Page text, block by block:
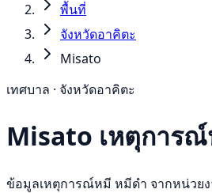
พื้นที่
จังหวัดอาคิตะ
Misato
เทศบาล · จังหวัดอาคิตะ
Misato เหตุการณ์
ข้อมูลเหตุการณ์หมี หมีดำ จากหน่วยง